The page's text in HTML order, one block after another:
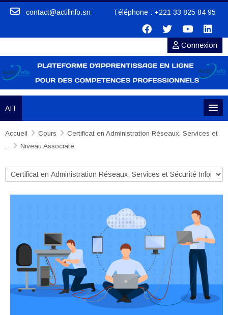
contact@actifinfo.sn Téléphone : +221 33 825 84 95
Connexion
AIT
Créer un compte
Français ‎(fr)‎
Accueil Cours
Certificat en Administration Réseaux, Services et
...
Niveau Associate
Catégories de cours